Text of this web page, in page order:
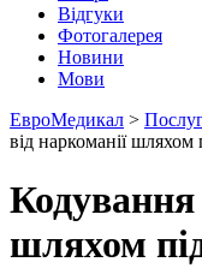
Відгуки
Фотогалерея
Новини
Мови
ЕвроМедикал >
від наркоманії
Кодування
шляхом